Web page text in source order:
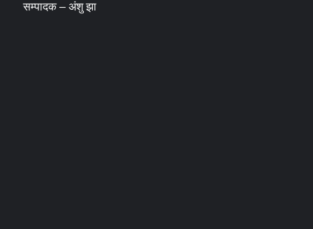
सम्पादक – अंशु झा